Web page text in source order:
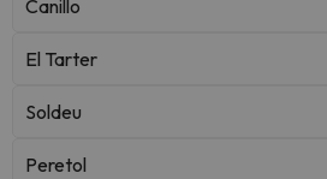
Canillo
El Tarter
Soldeu
Peretol